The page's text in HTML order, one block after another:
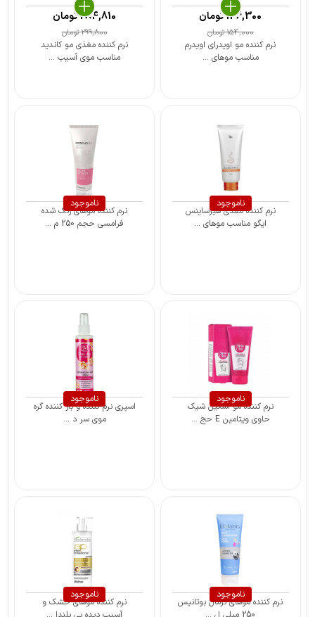
نرم کننده مو اویدرای اویدرم
مناسب موهای ...
154,000تومان
146,300تومان
نرم کننده مغذی مو کاندید
مناسب موی آسیب ...
299,800تومان
284,810تومان
ناموجود
نرم کننده مغذی هیرساینس
ایگو مناسب موهای ...
ناموجود
نرم کننده موهای رنگ شده
فرامسی حجم 250 م ...
ناموجود
نرم کننده مو اسکین شیک
حاوی ویتامین E حج ...
ناموجود
اسپری نرم کننده و باز کننده گره
موی سر د ...
ناموجود
نرم کننده موهای نرمال بوتانیس
ناموجود
نرم کننده موهای خشک و